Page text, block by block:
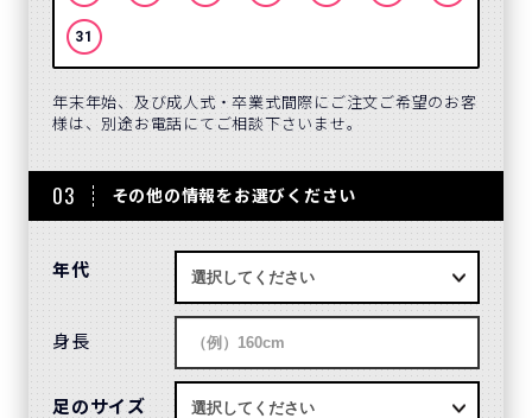
31
年末年始、及び成人式・卒業式間際にご注文ご希望のお客
様は、別途お電話にてご相談下さいませ。
03 その他の情報をお選びください
年代
身長
足のサイズ